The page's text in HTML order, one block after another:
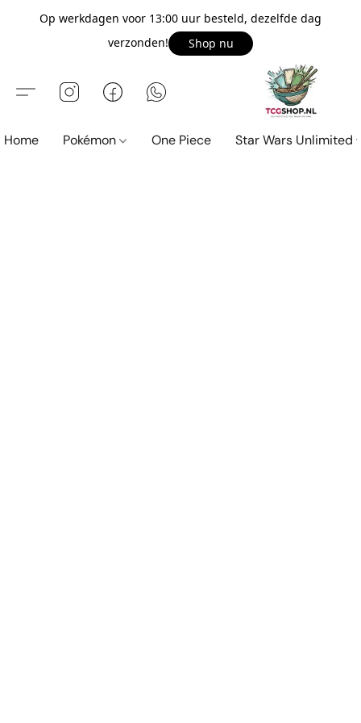
Op werkdagen voor 13:00 uur besteld, dezelfde dag
verzonden!
Shop nu
Home Pokémon One Piece Star Wars Unlimited